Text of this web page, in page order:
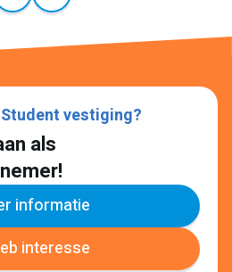
vestiging?
als
informatie
interesse